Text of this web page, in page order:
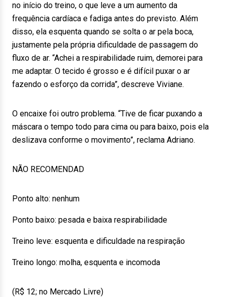
no início do treino, o que leve a um aumento da
frequência cardíaca e fadiga antes do previsto. Além
disso, ela esquenta quando se solta o ar pela boca,
justamente pela própria dificuldade de passagem do
fluxo de ar. “Achei a respirabilidade ruim, demorei para
me adaptar. O tecido é grosso e é difícil puxar o ar
fazendo o esforço da corrida”, descreve Viviane.
O encaixe foi outro problema. “Tive de ficar puxando a
máscara o tempo todo para cima ou para baixo, pois ela
deslizava conforme o movimento”, reclama Adriano.
NÃO RECOMENDAD
Ponto alto: nenhum
Ponto baixo: pesada e baixa respirabilidade
Treino leve: esquenta e dificuldade na respiração
Treino longo: molha, esquenta e incomoda
(R$ 12; no Mercado Livre)